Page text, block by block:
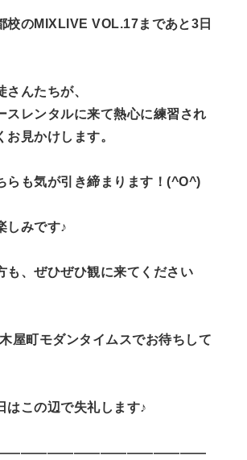
校のMIXLIVE VOL.17まであと3日
さんたちが、
スレンタルに来て熱心に練習され
お見かけします。
らも気が引き締まります！(^O^)
しみです♪
も、ぜひぜひ観に来てください
屋町モダンタイムスでお待ちして
はこの辺で失礼します♪